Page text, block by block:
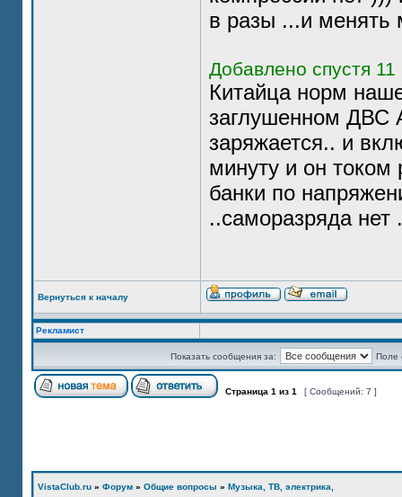
в разы ...и менять
Добавлено спустя
Китайца норм
заглушенном ДВС
заряжается.. и
минуту и он
банки по
..саморазряда нет
Вернуться к началу
Рекламист
Показать сообщения за: Поле
Страница 1 из 1 [ Сообщений: 7 ]
VistaClub.ru » Форум » Общие вопросы » Музыка, ТВ, электрика,